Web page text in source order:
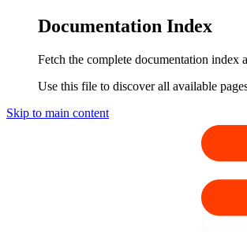
Documentation Index
Fetch the complete documentation index
Use this file to discover all available
Skip to main content